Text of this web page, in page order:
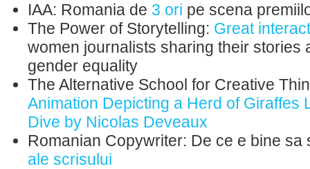
IAA: Romania de 3 ori pe scena
The Power of Storytelling: Great
women journalists sharing their stories
gender equality
The Alternative School for Creative
Animation Depicting a Herd of Giraffes
Dive by Nicolas Deveaux
Romanian Copywriter: De ce e bine
ale scrisului